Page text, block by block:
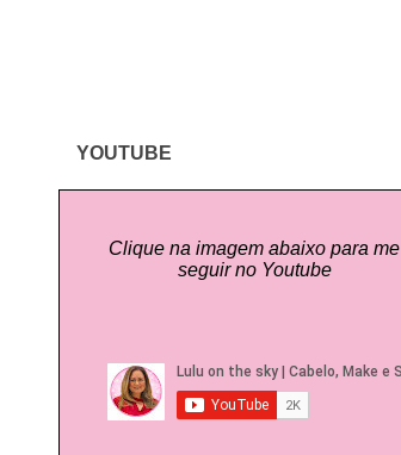
YOUTUBE
Clique na imagem abaixo para me
seguir no Youtube